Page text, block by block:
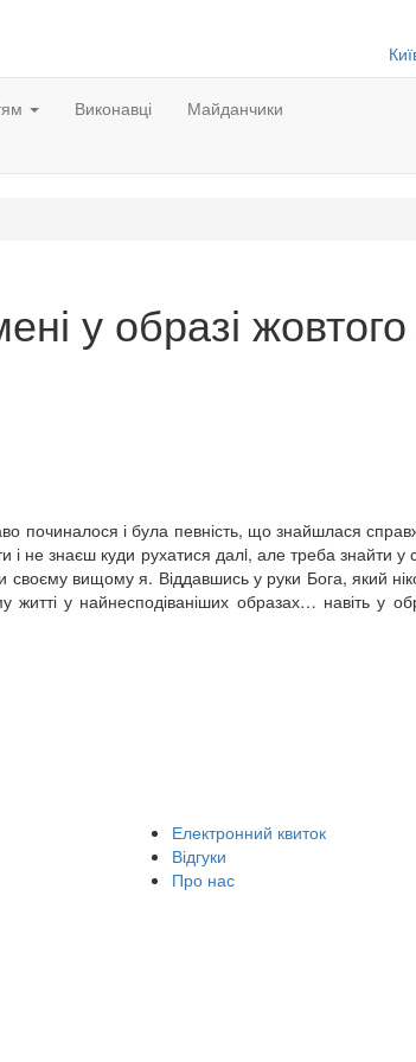
Виконавці Майданчики
у образі
починалося і була певність, що знайшлася
не знаєш куди рухатися далi, але треба знайти у
вищому я. Віддавшись у руки Бога, який
у найнесподіваніших образах… навіть у
Електронний квиток
Відгуки
Про нас